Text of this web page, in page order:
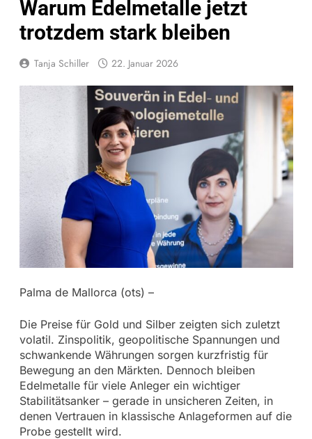
Warum Edelmetalle jetzt
trotzdem stark bleiben
Tanja Schiller 22. Januar 2026
Palma de Mallorca (ots) –
Die Preise für Gold und Silber zeigten sich zuletzt
volatil. Zinspolitik, geopolitische Spannungen und
schwankende Währungen sorgen kurzfristig für
Bewegung an den Märkten. Dennoch bleiben
Edelmetalle für viele Anleger ein wichtiger
Stabilitätsanker – gerade in unsicheren Zeiten, in
denen Vertrauen in klassische Anlageformen auf die
Probe gestellt wird.